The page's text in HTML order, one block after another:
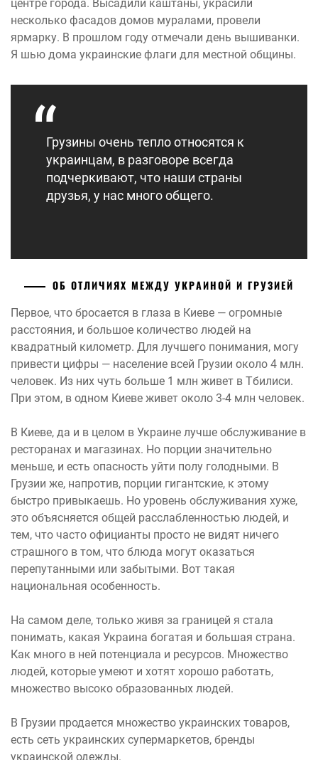
центре города. Высадили каштаны, украсили
несколько фасадов домов муралами, провели
ярмарку. В прошлом году отмечали день вышиванки.
Я шью дома украинские флаги для местной общины.
Грузины очень тепло относятся к
украинцам, в разговоре всегда
подчеркивают, что наши страны
друзья, у нас много общего.
ОБ ОТЛИЧИЯХ МЕЖДУ УКРАИНОЙ И ГРУЗИЕЙ
Первое, что бросается в глаза в Киеве — огромные
расстояния, и большое количество людей на
квадратный километр. Для лучшего понимания, могу
привести цифры — население всей Грузии около 4 млн.
человек. Из них чуть больше 1 млн живет в Тбилиси.
При этом, в одном Киеве живет около 3-4 млн человек.
В Киеве, да и в целом в Украине лучше обслуживание в
ресторанах и магазинах. Но порции значительно
меньше, и есть опасность уйти полу голодными. В
Грузии же, напротив, порции гигантские, к этому
быстро привыкаешь. Но уровень обслуживания хуже,
это объясняется общей расслабленностью людей, и
тем, что часто официанты просто не видят ничего
страшного в том, что блюда могут оказаться
перепутанными или забытыми. Вот такая
национальная особенность.
На самом деле, только живя за границей я стала
понимать, какая Украина богатая и большая страна.
Как много в ней потенциала и ресурсов. Множество
людей, которые умеют и хотят хорошо работать,
множество высоко образованных людей.
В Грузии продается множество украинских товаров,
есть сеть украинских супермаркетов, бренды
украинской одежды.